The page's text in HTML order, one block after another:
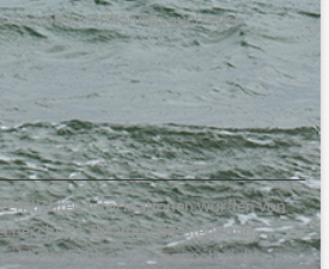
Ich hoffe, wir können auch euch
Informationen wurden von
zusammengestellt und
Fehler sind dennoch nicht